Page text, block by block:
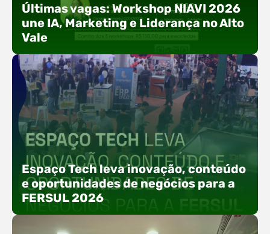
Últimas vagas: Workshop NIAVI 2026
une IA, Marketing e Liderança no Alto
Vale
Com o objetivo de impulsionar a produtividade, a
presença digital e a gestão nas empresas do
Alto Vale, o Núcleo de Tecnologia da Informação
(NIAVI), Polo ACATE-ACIRS, realiza a edição
2026 do Workshop NIAVI. O evento foi
em três encontros práticos ao longo dos meses
Espaço Tech leva inovação, conteúdo
e oportunidades de negócios para a
FERSUL 2026